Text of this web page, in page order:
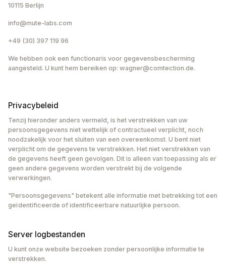
10115 Berlijn
info@mute-labs.com
+49 (30) 397 119 96
We hebben ook een functionaris voor gegevensbescherming
aangesteld. U kunt hem bereiken op: wagner@comtection.de.
Privacybeleid
Tenzij hieronder anders vermeld, is het verstrekken van uw
persoonsgegevens niet wettelijk of contractueel verplicht, noch
noodzakelijk voor het sluiten van een overeenkomst. U bent niet
verplicht om de gegevens te verstrekken. Het niet verstrekken van
de gegevens heeft geen gevolgen. Dit is alleen van toepassing als er
geen andere gegevens worden verstrekt bij de volgende
verwerkingen.
"Persoonsgegevens" betekent alle informatie met betrekking tot een
geïdentificeerde of identificeerbare natuurlijke persoon.
Server logbestanden
U kunt onze website bezoeken zonder persoonlijke informatie te
verstrekken.